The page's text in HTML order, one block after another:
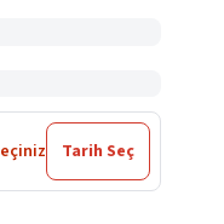
Tarih Seç